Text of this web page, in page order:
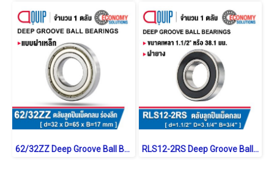
62/32ZZ Deep Groove Ball Bearings Shield Type RLS12-2RS Deep Groove Ball Bearings inch. Seal Type